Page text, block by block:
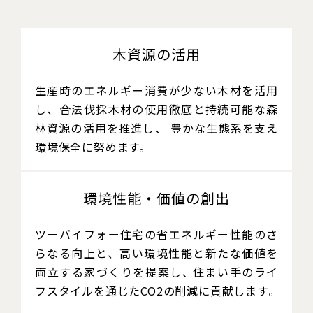
木資源の活用
生産時のエネルギー消費が少ない木材を活用
し、合法伐採木材の使用徹底と持続可能な森
林資源の活用を推進し、 豊かな生態系を支え
環境保全に努めます。
環境性能・価値の創出
ツーバイフォー住宅の省エネルギー性能のさ
らなる向上と、高い環境性能と新たな価値を
両立する家づくりを提案し､ 住まい手のライ
フスタイルを通じたCO2の削減に貢献します｡